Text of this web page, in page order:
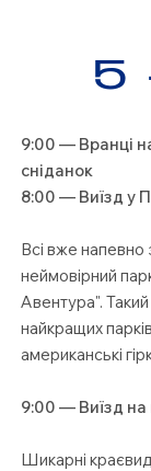
5
9:00 — Вранці
сніданок
8:00 — Виїзд у
Всі вже напевно
неймовірний
Авентура".
найкращих
американські
9:00 — Виїзд
Шикарні